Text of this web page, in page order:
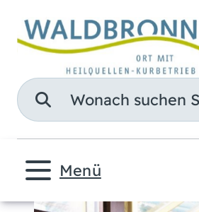
Suche
Menü